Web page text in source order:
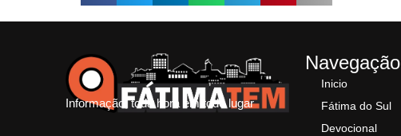
Informação, toda hora em todo lugar
Navegação
Inicio
Fátima do Sul
Devocional